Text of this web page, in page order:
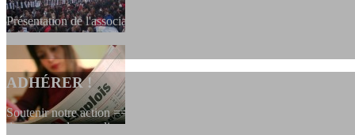
Présentation de l'association et de sa charte qui encadre nos actions
ADHÉRER !
Soutenir notre action ==> Si vous souhaitez adhérer à
dessous, en le remplissant et en...